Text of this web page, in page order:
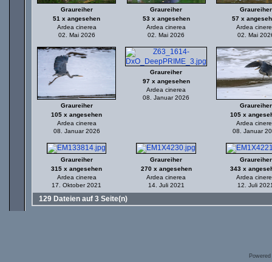
Graureiher
51 x angesehen
Ardea cinerea
02. Mai 2026
Graureiher
53 x angesehen
Ardea cinerea
02. Mai 2026
Graureiher
57 x
Ardea
02. Mai
Graureiher
105 x angesehen
Ardea cinerea
08. Januar 2026
Graureiher
97 x angesehen
Ardea cinerea
08. Januar 2026
Graureiher
105 x
Ardea
08. Januar
Graureiher
315 x angesehen
Ardea cinerea
17. Oktober 2021
Graureiher
270 x angesehen
Ardea cinerea
14. Juli 2021
Graureiher
343 x
Ardea
12. Juli
129 Dateien auf 3 Seite(n)